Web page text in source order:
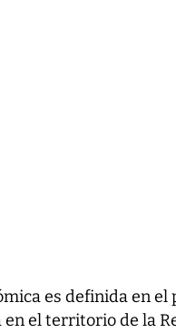
es definida en
el territorio de la